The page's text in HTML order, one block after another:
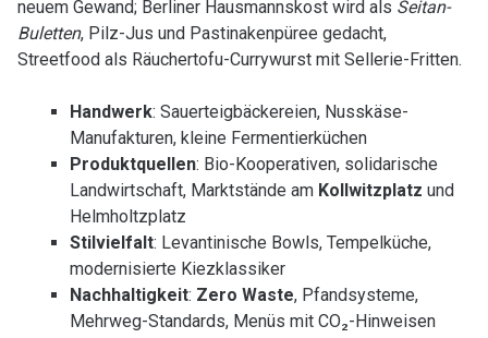
neuem Gewand; Berliner Hausmannskost wird als Seitan-
Buletten, Pilz-Jus und Pastinakenpüree gedacht,
Streetfood als Räuchertofu-Currywurst mit Sellerie-Fritten.
Handwerk: Sauerteigbäckereien, Nusskäse-
Manufakturen, kleine Fermentierküchen
Produktquellen: Bio-Kooperativen, solidarische
Landwirtschaft, Marktstände am Kollwitzplatz und
Helmholtzplatz
Stilvielfalt: Levantinische Bowls, Tempelküche,
modernisierte Kiezklassiker
Nachhaltigkeit: Zero Waste, Pfandsysteme,
Mehrweg-Standards, Menüs mit CO₂-Hinweisen